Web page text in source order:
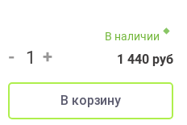
В наличии
- + 1 440 руб